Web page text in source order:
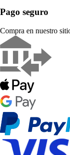
Pago seguro
Compra en nuestro